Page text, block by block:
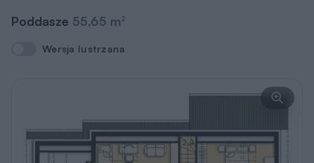
Poddasze 55,65 m2
Wersja lustrzana
Wersja lustrzana